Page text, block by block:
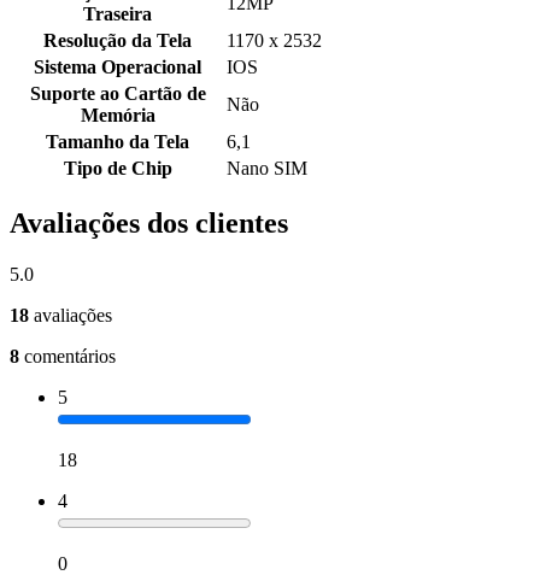
Traseira
Resolução da Tela
1170 x 2532
Sistema Operacional
IOS
Suporte ao Cartão de
Memória
Não
Tamanho da Tela
6,1
Tipo de Chip
Nano SIM
Avaliações dos clientes
5.0
18 avaliações
8 comentários
5
18
4
0